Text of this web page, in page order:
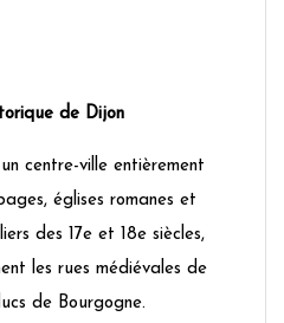
de Dijon
centre-ville entièrement
églises romanes et
des 17e et 18e siècles,
les rues médiévales de
de Bourgogne.